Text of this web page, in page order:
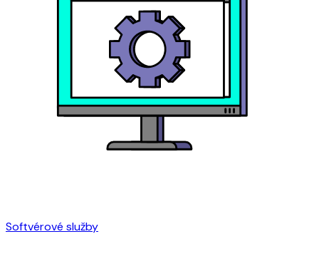
Softvérové služby